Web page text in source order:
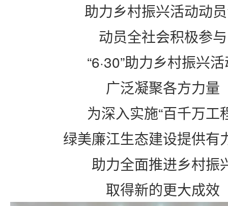
助力乡村振兴活动动
动员全社会积极参与
“6·30”助力乡村振兴
广泛凝聚各方力量
为深入实施“百千万工
绿美廉江生态建设提供有
助力全面推进乡村振
取得新的更大成效